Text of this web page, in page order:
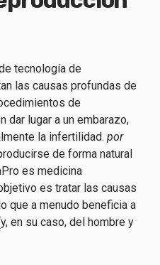
tecnología de
las causas profundas de
de
dar lugar a un embarazo,
la infertilidad. por
de forma natural
es medicina
es tratar las causas
que a menudo beneficia a
en su caso, del hombre y